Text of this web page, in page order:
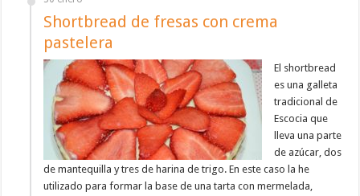
Shortbread de fresas con crema
pastelera
El shortbread
es una galleta
tradicional de
Escocia que
lleva una parte
de azúcar, dos
de mantequilla y tres de harina de trigo. En este caso la he
utilizado para formar la base de una tarta con mermelada,